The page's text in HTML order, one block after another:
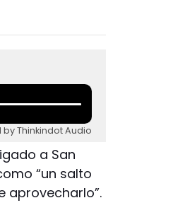
Thinkindot Audio
a San
“un salto
aprovecharlo”.